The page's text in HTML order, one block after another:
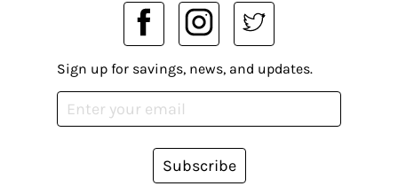
Sign up for savings, news, and updates.
Subscribe